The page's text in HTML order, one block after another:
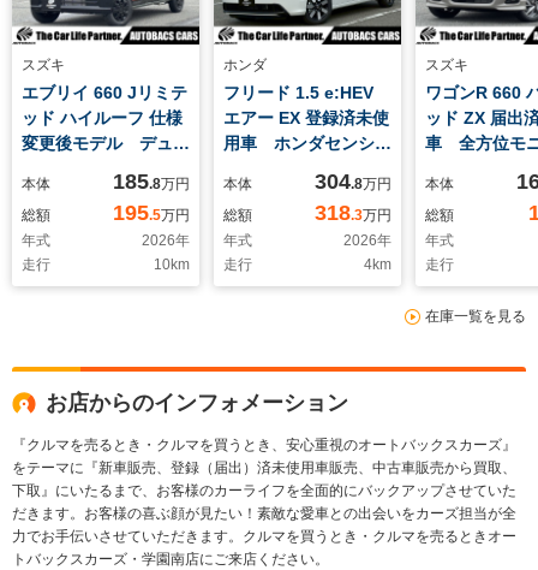
スズキ
エブリイ 660 Jリミテ
ッド ハイルーフ 仕様
変更後モデル デュア
ポートII アダプティ
ブクルーズコントロー
ル パーキングセンサ
ーフロントリア 車線
逸脱抑制機能 両側パ
ヘッドライト
本体 185.8万円
総額
195.5万円
年式
2026年
走行
10km
ホンダ
フリード 1.5 e:HEV
エアー EX 登録済未使
用車 ホンダセンシン
ト 両側パワースライ
ドドア 前席シートヒ
ーター リアクーラ
ー バックカメラ ア
ダプティブクルーズコ
システム
本体 304.8万円
総額
318.3万円
年式
2026年
走行
4km
スズキ
ワゴンR 660
ッド ZX 届出
車 全方位モ
ズキコネクト
機装着車 ス
フティサポ
ヘッドライ
ォグランプ
ムUV&IRカッ
ー
本体
総額
年式
走行
在庫一覧を見る
お店からのインフォメーション
『クルマを売るとき・クルマを買うとき、安心重視のオートバックスカーズ』
をテーマに『新車販売、登録（届出）済未使用車販売、中古車販売から買取、
下取』にいたるまで、お客様のカーライフを全面的にバックアップさせていた
だきます。お客様の喜ぶ顔が見たい！素敵な愛車との出会いをカーズ担当が全
力でお手伝いさせていただきます。クルマを買うとき・クルマを売るときオー
トバックスカーズ・学園南店にご来店ください。